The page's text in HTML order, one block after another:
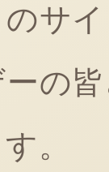
サ
の
。